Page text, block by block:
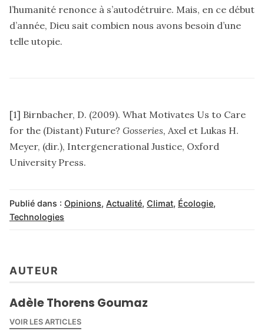
l’humanité renonce à s’autodétruire. Mais, en ce début
d’année, Dieu sait combien nous avons besoin d’une
telle utopie.
[1] Birnbacher, D. (2009). What Motivates Us to Care
for the (Distant) Future? Gosseries, Axel et Lukas H.
Meyer, (dir.), Intergenerational Justice, Oxford
University Press.
Publié dans : Opinions, Actualité, Climat, Écologie,
Technologies
AUTEUR
Adèle Thorens Goumaz
VOIR LES ARTICLES